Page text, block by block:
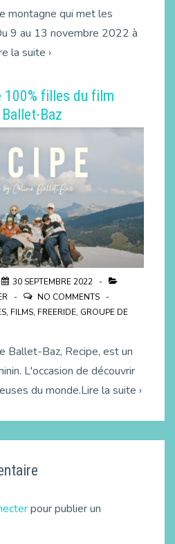
montagne qui met les
9 au 13 novembre 2022 à
la suite ›
100% filles du film
Baz
30 SEPTEMBRE 2022
NO COMMENTS
, FILMS, FREERIDE, GROUPE DE
Ballet-Baz, Recipe, est un
L'occasion de découvrir
du monde.Lire la suite ›
pour publier un